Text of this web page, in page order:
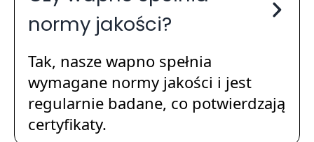
normy jakości?
Tak, nasze wapno spełnia
wymagane normy jakości i jest
regularnie badane, co potwierdzają
certyfikaty.